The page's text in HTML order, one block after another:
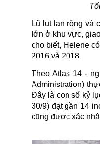
Lũ lụt lan rộng và
lớn ở khu vực,
cho biết, Helene
2016 và 2018.
Theo Atlas 14 -
Administration)
Đây là con số kỷ
30/9) đạt gần 14
cũng được xác